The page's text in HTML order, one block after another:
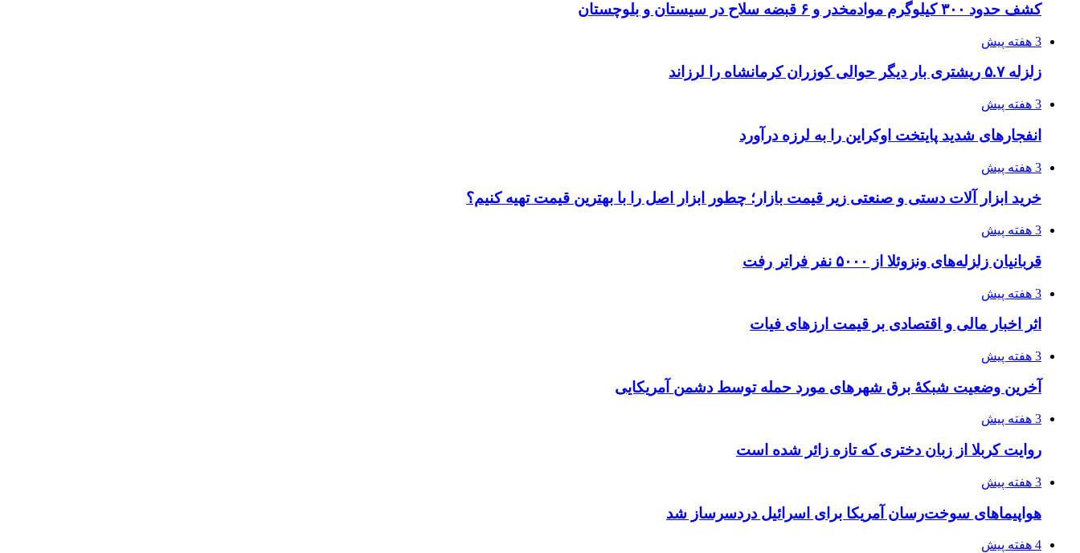
کشف حدود ۳۰۰ کیلوگرم موادمخدر و ۶ قبضه سلاح در سیستان و بلوچستان
3 هفته پیش
زلزله ۵.۷ ریشتری بار دیگر حوالی کوزران کرمانشاه را لرزاند
3 هفته پیش
انفجارهای شدید پایتخت اوکراین را به لرزه درآورد
3 هفته پیش
خرید ابزار آلات دستی و صنعتی زیر قیمت بازار؛ چطور ابزار اصل را با بهترین قیمت تهیه کنیم؟
3 هفته پیش
قربانیان زلزله‌های ونزوئلا از ۵۰۰۰ نفر فراتر رفت
3 هفته پیش
اثر اخبار مالی و اقتصادی بر قیمت ارزهای فیات
3 هفته پیش
آخرین وضعیت شبکۀ برق شهرهای مورد حمله توسط دشمن آمریکایی
3 هفته پیش
روایت کربلا از زبان دختری که تازه زائر شده است
3 هفته پیش
هواپیماهای سوخت‌رسان آمریکا برای اسرائیل دردسرساز شد
4 هفته پیش